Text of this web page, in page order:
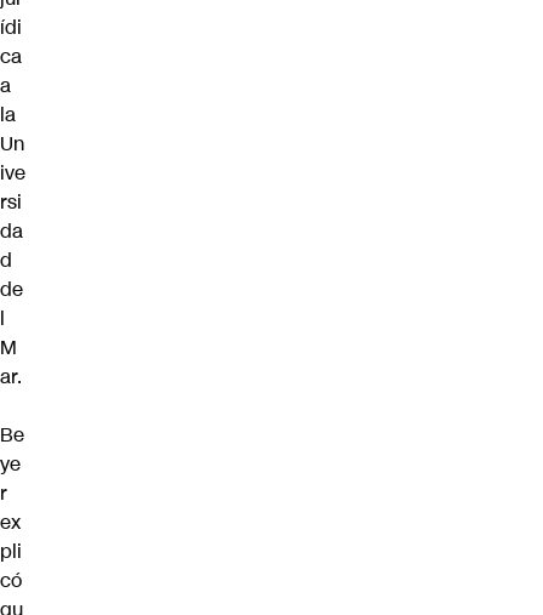
ídi
ca
a
la
Un
ive
rsi
da
d
de
l
M
ar.
Be
ye
r
ex
pli
có
qu